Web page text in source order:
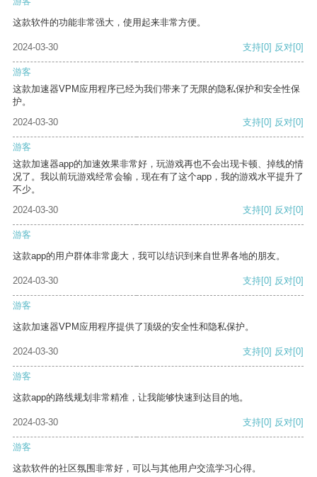
这款软件的功能非常强大，使用起来非常方便。
2024-03-30 支持[0] 反对[0]
游客
这款加速器VPM应用程序已经为我们带来了无限的隐私保护和安全性保
护。
2024-03-30
支持[0] 反对[0]
游客
这款加速器app的加速效果非常好，玩游戏再也不会出现卡顿、掉线的情
况了。我以前玩游戏经常会输，现在有了这个app，我的游戏水平提升了
不少。
2024-03-30
支持[0] 反对[0]
游客
这款app的用户群体非常庞大，我可以结识到来自世界各地的朋友。
2024-03-30 支持[0] 反对[0]
游客
这款加速器VPM应用程序提供了顶级的安全性和隐私保护。
2024-03-30 支持[0] 反对[0]
游客
这款app的路线规划非常精准，让我能够快速到达目的地。
2024-03-30 支持[0] 反对[0]
游客
这款软件的社区氛围非常好，可以与其他用户交流学习心得。